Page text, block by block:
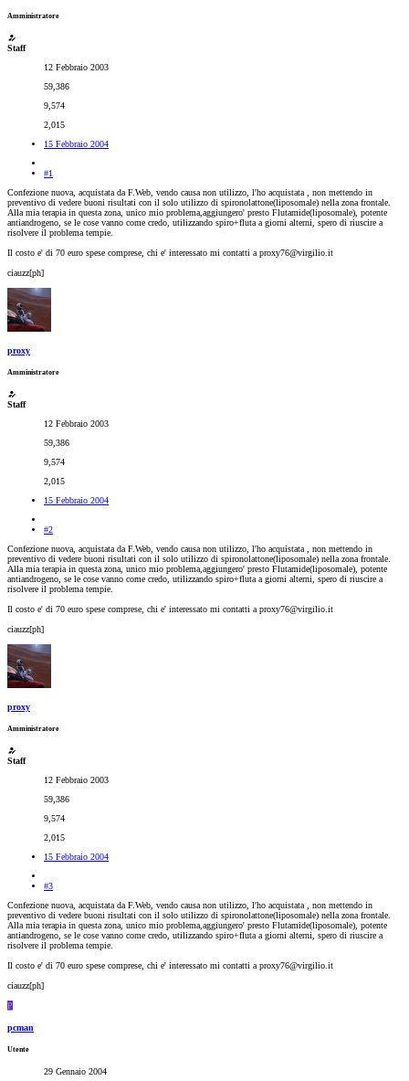
Amministratore
Staff
12 Febbraio 2003
59,386
9,574
2,015
15 Febbraio 2004
#1
Confezione nuova, acquistata da F.Web, vendo causa non utilizzo, l'ho acquistata , non mettendo in
preventivo di vedere buoni risultati con il solo utilizzo di spironolattone(liposomale) nella zona frontale.
Alla mia terapia in questa zona, unico mio problema,aggiungero' presto Flutamide(liposomale), potente
antiandrogeno, se le cose vanno come credo, utilizzando spiro+fluta a giorni alterni, spero di riuscire a
risolvere il problema tempie.
Il costo e' di 70 euro spese comprese, chi e' interessato mi contatti a proxy76@virgilio.it
ciauzz[ph]
proxy
Amministratore
Staff
12 Febbraio 2003
59,386
9,574
2,015
15 Febbraio 2004
#2
Confezione nuova, acquistata da F.Web, vendo causa non utilizzo, l'ho acquistata , non mettendo in
preventivo di vedere buoni risultati con il solo utilizzo di spironolattone(liposomale) nella zona frontale.
Alla mia terapia in questa zona, unico mio problema,aggiungero' presto Flutamide(liposomale), potente
antiandrogeno, se le cose vanno come credo, utilizzando spiro+fluta a giorni alterni, spero di riuscire a
risolvere il problema tempie.
Il costo e' di 70 euro spese comprese, chi e' interessato mi contatti a proxy76@virgilio.it
ciauzz[ph]
proxy
Amministratore
Staff
12 Febbraio 2003
59,386
9,574
2,015
15 Febbraio 2004
#3
Confezione nuova, acquistata da F.Web, vendo causa non utilizzo, l'ho acquistata , non mettendo in
preventivo di vedere buoni risultati con il solo utilizzo di spironolattone(liposomale) nella zona frontale.
Alla mia terapia in questa zona, unico mio problema,aggiungero' presto Flutamide(liposomale), potente
antiandrogeno, se le cose vanno come credo, utilizzando spiro+fluta a giorni alterni, spero di riuscire a
risolvere il problema tempie.
Il costo e' di 70 euro spese comprese, chi e' interessato mi contatti a proxy76@virgilio.it
ciauzz[ph]
P
pcman
Utente
29 Gennaio 2004